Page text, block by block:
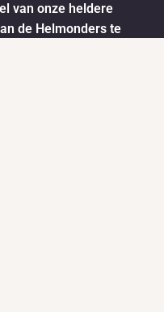
van onze heldere
de Helmonders te